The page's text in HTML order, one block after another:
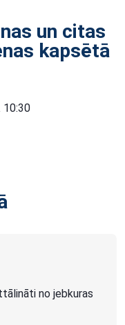
un citas
kapsētā
10:30
no jebkuras